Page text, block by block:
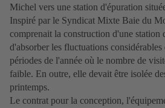
Michel vers une station d'épuration
Inspiré par le Syndicat Mixte Baie du
comprenait la construction d'une station
d'absorber les fluctuations
périodes de l'année où le nombre de
faible. En outre, elle devait être isolée
printemps.
Le contrat pour la conception,